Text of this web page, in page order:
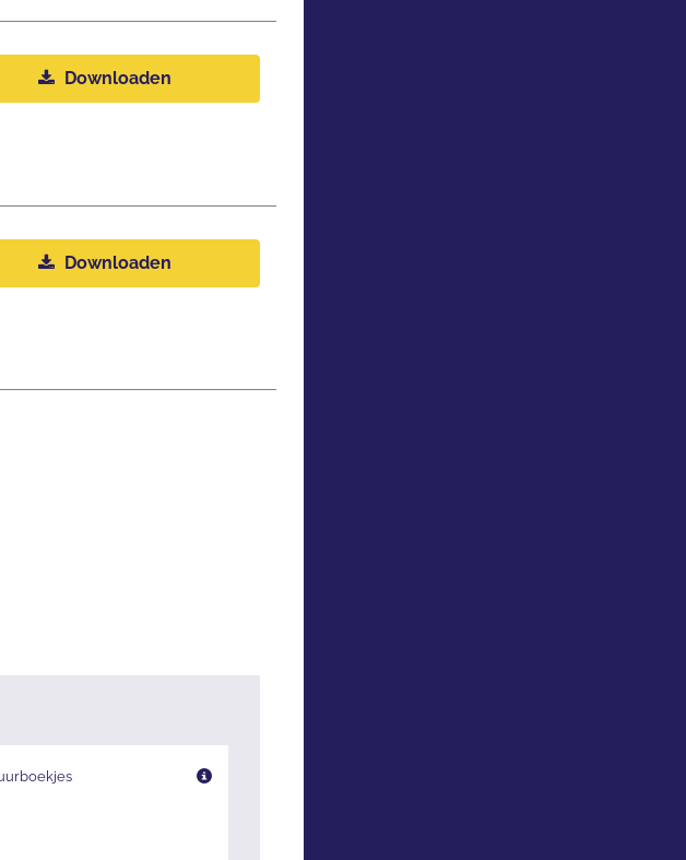
Downloaden
Downloaden